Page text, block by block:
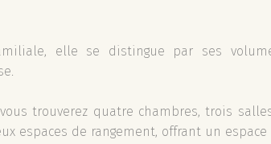
elle se distingue par ses
trouverez quatre chambres, trois
espaces de rangement, offrant un